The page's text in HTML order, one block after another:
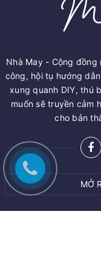
Nhà May - Cộng
công, hội tụ hướng
xung quanh DIY, thú
muốn sẽ truyền cảm
cho bản
MỞ